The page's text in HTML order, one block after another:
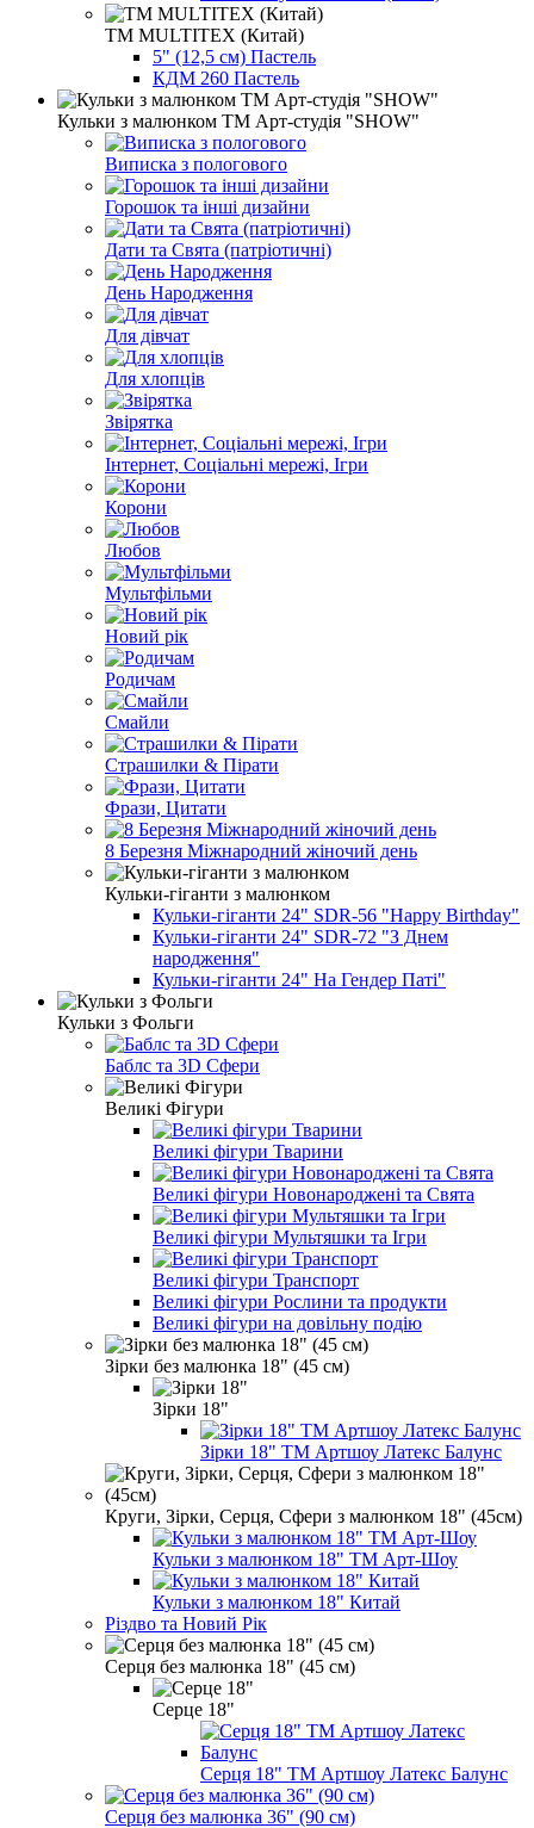
ТМ MULTITEX (Китай)
5" (12,5 см) Пастель
КДМ 260 Пастель
Кульки з малюнком ТМ Арт-студія "SHOW"
Виписка з пологового
Горошок та інші дизайни
Дати та Свята (патріотичні)
День Народження
Для дівчат
Для хлопців
Звірятка
Інтернет, Соціальні мережі, Ігри
Корони
Любов
Мультфільми
Новий рік
Родичам
Смайли
Страшилки & Пірати
Фрази, Цитати
8 Березня Міжнародний жіночий день
Кульки-гіганти з малюнком
Кульки-гіганти 24" SDR-56 "Happy Birthday"
Кульки-гіганти 24" SDR-72 "З Днем
народження"
Кульки-гіганти 24" На Гендер Паті"
Кульки з Фольги
Баблс та 3D Сфери
Великі Фігури
Великі фігури Тварини
Великі фігури Новонароджені та Свята
Великі фігури Мультяшки та Ігри
Великі фігури Транспорт
Великі фігури Рослини та продукти
Великі фігури на довільну подію
Зірки без малюнка 18" (45 см)
Зірки 18"
Зірки 18" ТМ Артшоу Латекс Балунс
Круги, Зірки, Серця, Сфери з малюнком 18" (45см)
Кульки з малюнком 18" ТМ Арт-Шоу
Кульки з малюнком 18" Китай
Різдво та Новий Рік
Серця без малюнка 18" (45 см)
Серце 18"
Серця 18" ТМ Артшоу Латекс Балунс
Серця без малюнка 36" (90 см)